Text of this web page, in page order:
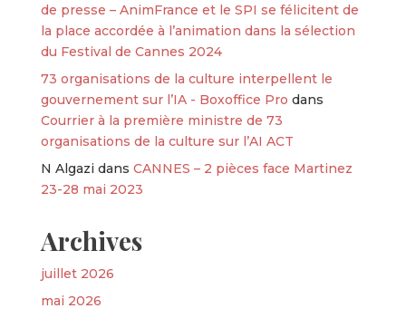
de presse – AnimFrance et le SPI se félicitent de
la place accordée à l’animation dans la sélection
du Festival de Cannes 2024
73 organisations de la culture interpellent le
gouvernement sur l’IA - Boxoffice Pro dans
Courrier à la première ministre de 73
organisations de la culture sur l’AI ACT
N Algazi dans CANNES – 2 pièces face Martinez
23-28 mai 2023
Archives
juillet 2026
mai 2026